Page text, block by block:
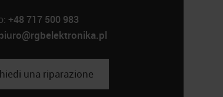
+48 717 500 983
una riparazione